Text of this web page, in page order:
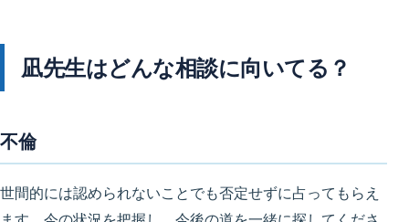
凪先生はどんな相談に向いてる？
不倫
世間的には認められないことでも否定せずに占ってもらえ